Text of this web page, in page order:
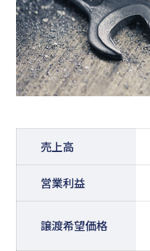
売上高
営業利益
譲渡希望価格